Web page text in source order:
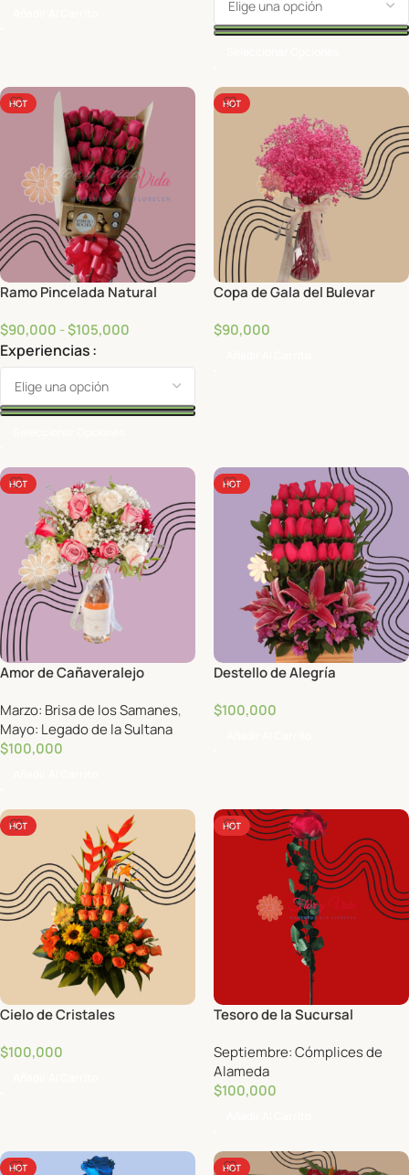
HOT
Ramo Pincelada Natural
$90,000 -$105,000
Experiencias
HOT
Copa de Gala del Bulevar
$90,000
HOT
Amor de Cañaveralejo
Marzo: Brisa de los Samanes,
Mayo: Legado de la Sultana
$100,000
HOT
Destello de Alegría
$100,000
HOT
Cielo de Cristales
$100,000
HOT
Tesoro de la Sucursal
Septiembre: Cómplices de
Alameda
$100,000
HOT HOT